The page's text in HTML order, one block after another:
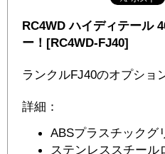
RC4WD ハイディテール
ー！[RC4WD-FJ40]
ランクルFJ40のオプショ
詳細：
ABSプラスチックグ
ステンレススチール